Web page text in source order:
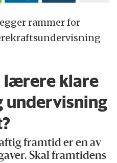
rammer for
lærere klare
framtid er en av
Skal framtidens